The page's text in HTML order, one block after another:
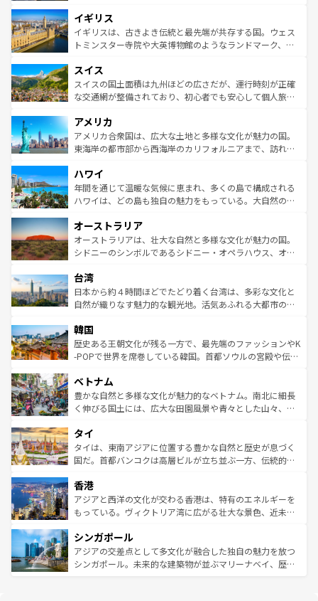
いる。シャンパンの発祥地であるランス、プロヴァンスの
香り高いラベンダー畑など、多彩な楽しみ方が可能だ。さ
らに、パリ以外の地域にも魅力が溢れており、どの街角に
れる地方に足を運ぶとそれぞれで全く異なる文化を体験で
きるだろう。 なお、新着のフランス情報はコンテンツ一覧
を参照してほしい。
顔を持つこの国は、どこを歩いても飽きることがない。ベ
ルリンの文化的活気、バイエルン州のアルプスの絶景、そ
してライン川沿いのワイン畑といった風景は必見。ビール
は、お酒好きな人にはぜひ体験してほしい。 なお、新着の
ドイツ情報はコンテンツ一覧を参照してほしい。
イギリス
イギリスは、古きよき伝統と最先端が共存する国。ウェス
トミンスター寺院や大英博物館のようなランドマーク、歴
リアごとに異なる魅力がある。また、優雅なアフタヌーン
ティー、ビール好きにはたまらない英国パブ、サッカー観
戦など、本場だからこそできる体験も豊富。イギリスを旅
ンツ一覧を参照してほしい。
スイス
スイスの国土面積は九州ほどの広さだが、運行時刻が正確
な交通網が整備されており、初心者でも安心して個人旅行
の建物がそのまま残る町や、スイスならではのユニークな
博物館もあり、アルプス観光だけでなく町歩きも満喫する
ことができる。国民の所得が高いため物価も高いが、旅行
ば市内交通費無料で観光を楽しむこともできる。 なお、新
着のスイス情報はコンテンツ一覧 を参照してほしい。
アメリカ
アメリカ合衆国は、広大な土地と多様な文化が魅力の国。
東海岸の都市部から西海岸のカリフォルニアまで、訪れる
のような巨大都市は、観光、ショッピング、エンターテイ
ンメントが詰まった刺激的なスポットだ。一方、アメリカ
西部には大自然が広がり、グランドキャニオンやイエロー
部のニューオーリンズでは、音楽と美食が融合した独特の
文化が魅力。旅行者はアメリカの各地域で異なる魅力を楽
しみながら、その多様性と豊かな歴史を感じることができ
ならではの贅沢な旅のスタイルだ。 なお、新着のアメリカ
情報はコンテンツ一覧を参照してほしい。
ハワイ
年間を通じて温暖な気候に恵まれ、多くの島で構成される
ハワイは、どの島も独自の魅力をもっている。大自然の神
ワイ島は見逃せない。また、定番の観光地といえばオアフ
島だが、静かな自然を求めるならマウイ島やカウアイ島が
おすすめ。エメラルドグリーンに輝く海をはじめ、豊かな
れるおもてなしの心で訪れる人々を迎えてくれるハワイの
人々、おいしいローカルフードやハワイアンミュージッ
ク、伝統的なフラダンスなど、すべてがハワイの魅力を彩
ワイを、存分に味わってほしい。 なお、新着のハワイ情報
はコンテンツ一覧を参照してほしい。
オーストラリア
オーストラリアは、壮大な自然と多様な文化が魅力の国。
シドニーのシンボルであるシドニー・オペラハウス、オー
リアリーフや大陸中央部にそびえるウルル（エアーズロッ
ク）、タスマニアの美しい原生林やケアンズの熱帯雨林な
ど、見どころがたくさん。また、カフェやワイン、オージ
いる。アクティビティも充実しており、サーフィンやダイ
ビング、ハイキングなど、アウトドア好きにはたまらな
い。オーストラリアの多彩な魅力を存分に味わいつくそ
参照してほしい。
台湾
日本から約４時間ほどでたどり着く台湾は、多彩な文化と
自然が織りなす魅力的な観光地。活気あふれる大都市の台
ン）、静ひつな山岳地帯である台湾東部など、都市の喧騒
と山間の静けさが共存しており、訪れる人に新しい発見と
驚きをもたらしてくれる。また、奥深い台湾の食文化も魅
容にもいいと評判のスイーツなど、バラエティ豊かな料理
が味わえる。 なお、新着の台湾情報は コンテンツ一覧を参
照してほしい。
韓国
歴史ある王朝文化が残る一方で、最先端のファッションやK
-POPで世界を席巻している韓国。首都ソウルの宮殿や伝統
き、地方に足を延ばせば四季折々の自然美を楽しむことが
できる。そして、キムチや焼肉、絶品のストリートフード
まで、さまざまな韓国料理が待っている。夜には、韓国な
リティに包まれながら、韓国の多彩な魅力を心ゆくまで味
わってみてほしい。 なお、新着の韓国情報はコンテンツ一
覧を参照してほしい。
ベトナム
豊かな自然と多様な文化が魅力的なベトナム。南北に細長
く伸びる国土には、広大な田園風景や青々とした山々、世
急速な発展と共に伝統が息づく。ハノイの古い町並みやホ
ーチミン市のフランス統治時代の建物も、独特の雰囲気を
醸し出している。また、バラエティの豊かさとおいしさで
とつ。フォーやバインミー、ベトナムコーヒーなどは、ぜ
ひ現地で味わいたい。どの地域を訪れてもあたたかい人々
が旅行者を迎えてくれるので、きっと忘れられない旅にな
参照してほしい。
タイ
タイは、東南アジアに位置する豊かな自然と歴史が息づく
国だ。首都バンコクは高層ビルが立ち並ぶ一方、伝統的な
の活気が交差している。北部ではチェンマイなどの山岳地
帯で自然と触れ合い、南部ではプーケットやクラビの美し
いビーチでリゾート気分を楽しむことができる。タイ料理
激する。気候は一年中温暖で、どの季節にも異なる楽しみ
が待っている。親しみやすいタイの人々、仏教を中心とし
た文化、そして多様な観光資源が、訪れる旅人を魅了し続
香港
アジアと西洋の文化が交わる香港は、特有のエネルギーを
もっている。ヴィクトリア湾に広がる壮大な景色、近未来
み、どこを訪れても感動するはず。観光スポットが密集し
ており、効率よく見どころを回れるのも魅力。息をのむよ
うな絶景から文化的な体験まで、香港を存分に楽しみ尽く
シンガポール
アジアの交差点として多文化が融合した独自の魅力を放つ
シンガポール。未来的な建築物が並ぶマリーナベイ、歴史